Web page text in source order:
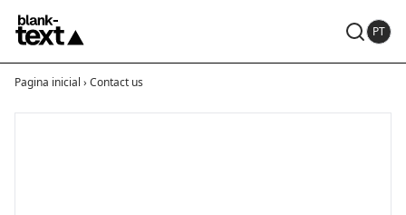
PT
Pagina inicial › Contact us